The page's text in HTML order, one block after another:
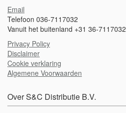
Email
Telefoon 036-7117032
Vanuit het buitenland +31 36-7117032
Privacy Policy
Disclaimer
Cookie verklaring
Algemene Voorwaarden
Over S&C Distributie B.V.